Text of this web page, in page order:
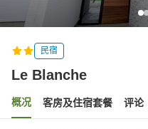
民宿
Le Blanche
概况 客房及住宿套餐 评论